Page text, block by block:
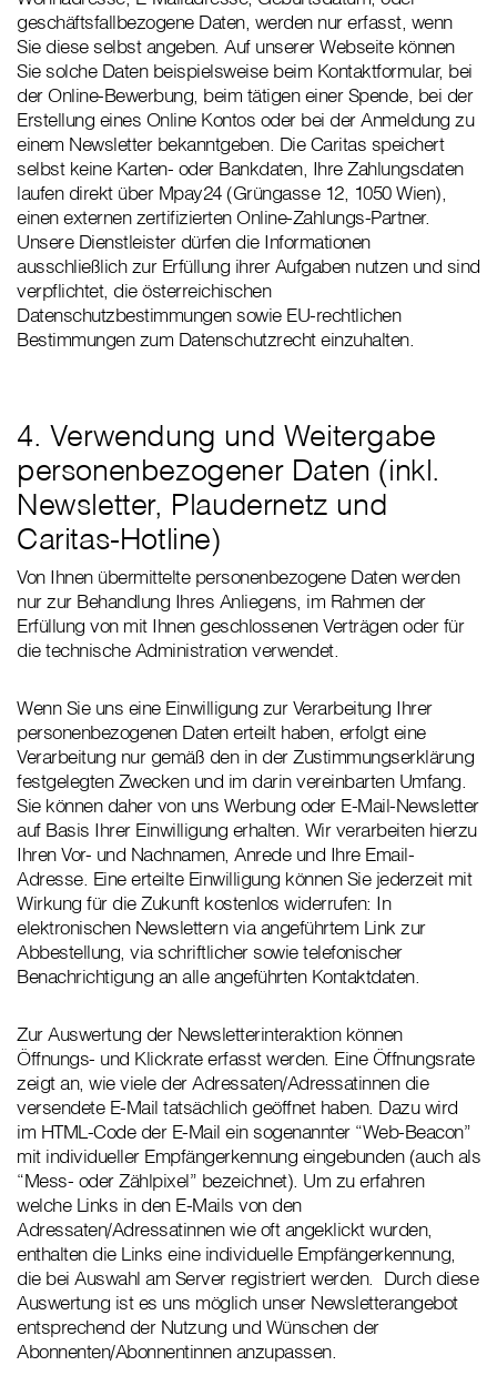
geschäftsfallbezogene Daten, werden nur erfasst, wenn
Sie diese selbst angeben. Auf unserer Webseite können
Sie solche Daten beispielsweise beim Kontaktformular, bei
der Online-Bewerbung, beim tätigen einer Spende, bei der
Erstellung eines Online Kontos oder bei der Anmeldung zu
einem Newsletter bekanntgeben. Die Caritas speichert
selbst keine Karten- oder Bankdaten, Ihre Zahlungsdaten
laufen direkt über Mpay24 (Grüngasse 12, 1050 Wien),
einen externen zertifizierten Online-Zahlungs-Partner.
Unsere Dienstleister dürfen die Informationen
ausschließlich zur Erfüllung ihrer Aufgaben nutzen und sind
verpflichtet, die österreichischen
Datenschutzbestimmungen sowie EU-rechtlichen
Bestimmungen zum Datenschutzrecht einzuhalten.
4. Verwendung und Weitergabe
personenbezogener Daten (inkl.
Newsletter, Plaudernetz und
Caritas-Hotline)
Von Ihnen übermittelte personenbezogene Daten werden
nur zur Behandlung Ihres Anliegens, im Rahmen der
Erfüllung von mit Ihnen geschlossenen Verträgen oder für
die technische Administration verwendet.
Wenn Sie uns eine Einwilligung zur Verarbeitung Ihrer
personenbezogenen Daten erteilt haben, erfolgt eine
Verarbeitung nur gemäß den in der Zustimmungserklärung
festgelegten Zwecken und im darin vereinbarten Umfang.
Sie können daher von uns Werbung oder E-Mail-Newsletter
auf Basis Ihrer Einwilligung erhalten. Wir verarbeiten hierzu
Ihren Vor- und Nachnamen, Anrede und Ihre Email-
Adresse. Eine erteilte Einwilligung können Sie jederzeit mit
Wirkung für die Zukunft kostenlos widerrufen: In
elektronischen Newslettern via angeführtem Link zur
Abbestellung, via schriftlicher sowie telefonischer
Benachrichtigung an alle angeführten Kontaktdaten.
Zur Auswertung der Newsletterinteraktion können
Öffnungs- und Klickrate erfasst werden. Eine Öffnungsrate
zeigt an, wie viele der Adressaten/Adressatinnen die
versendete E-Mail tatsächlich geöffnet haben. Dazu wird
im HTML-Code der E-Mail ein sogenannter “Web-Beacon”
mit individueller Empfängerkennung eingebunden (auch als
“Mess- oder Zählpixel” bezeichnet). Um zu erfahren
welche Links in den E-Mails von den
Adressaten/Adressatinnen wie oft angeklickt wurden,
enthalten die Links eine individuelle Empfängerkennung,
die bei Auswahl am Server registriert werden. Durch diese
Auswertung ist es uns möglich unser Newsletterangebot
entsprechend der Nutzung und Wünschen der
Abonnenten/Abonnentinnen anzupassen.